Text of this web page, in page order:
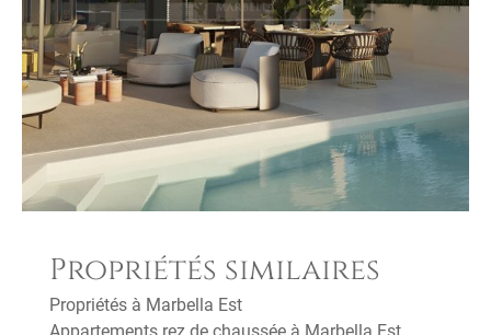
Propriétés similaires
Propriétés à Marbella Est